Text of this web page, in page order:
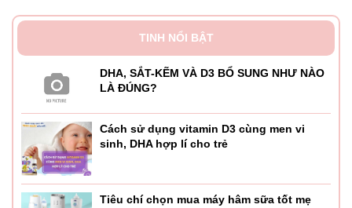
TINH NỔI BẬT
DHA, SẮT-KẼM VÀ D3 BỔ SUNG NHƯ NÀO
LÀ ĐÚNG?
Cách sử dụng vitamin D3 cùng men vi
sinh, DHA hợp lí cho trẻ
Tiêu chí chọn mua máy hâm sữa tốt mẹ